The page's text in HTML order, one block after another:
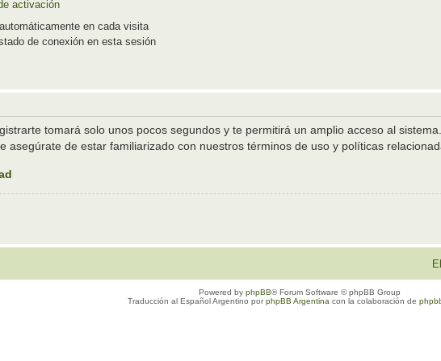
activación
en cada visita
de conexión en esta sesión
tomará solo unos pocos segundos y te permitirá un amplio acceso al
asegúrate de estar familiarizado con nuestros términos de uso y políticas
Powered by phpBB® Forum Software © phpBB Group
Traducción al Español Argentino porphpBB Argentinacon la colaboración de